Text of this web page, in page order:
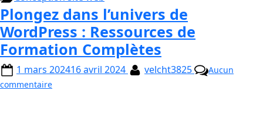
Plongez dans l’univers de
WordPress : Ressources de
Formation Complètes
1 mars 202416 avril 2024 velcht3825
Aucun
commentaire